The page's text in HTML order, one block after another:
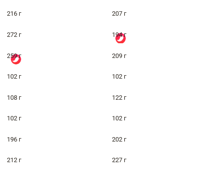
216 г 207 г
272 г 194 г
259 г 209 г
102 г 102 г
108 г 122 г
102 г 102 г
196 г 202 г
212 г 227 г